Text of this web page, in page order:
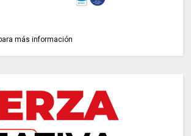
más información